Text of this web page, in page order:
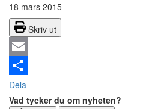
18 mars 2015
Skriv ut
Email
Dela
Vad tycker du om nyheten?